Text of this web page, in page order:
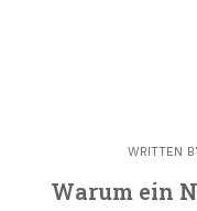
WRITTEN
Warum ein